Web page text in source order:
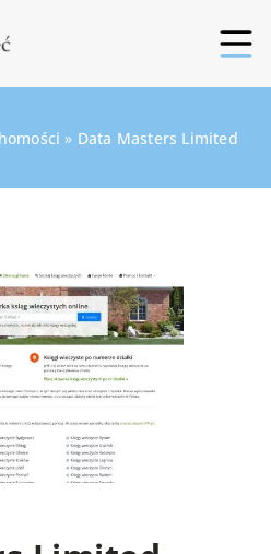
» Data Masters Limited